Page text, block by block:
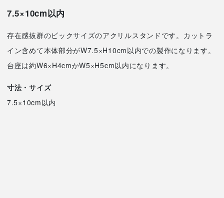
7.5×10cm以内
存在感抜群のビックサイズのアクリルスタンドです。カットラ
イン含めて本体部分がW7.5×H10cm以内での製作になります。
台座は約W6×H4cmかW5×H5cm以内になります。
寸法・サイズ
7.5×10cm以内